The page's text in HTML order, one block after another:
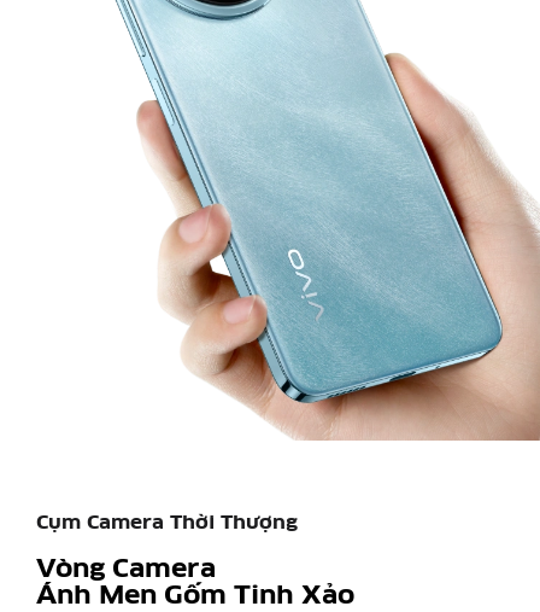
Cụm Camera Thời Thượng
Vòng Camera
Ánh Men Gốm Tinh Xảo